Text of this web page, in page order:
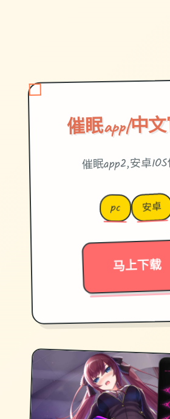
催眠app|中
催眠app2,安卓
pc 安卓
马上下载